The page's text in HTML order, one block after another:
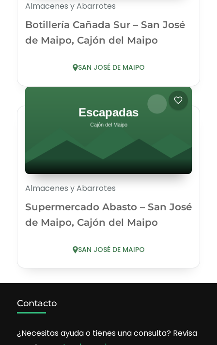
Almacenes y Abarrotes
Botillería Cañada Sur – San José
de Maipo, Cajón del Maipo
SAN JOSÉ DE MAIPO
Almacenes y Abarrotes
Supermercado Abasto – San José
de Maipo, Cajón del Maipo
SAN JOSÉ DE MAIPO
Contacto
¿Necesitas ayuda o tienes una consulta? Revisa